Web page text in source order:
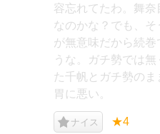
容忘れてたわ。舞
なのかな？でも、
が無意味だから続
うな。ガチ勢では
た千帆とガチ勢のま
胃に悪い。
ナイス ★4